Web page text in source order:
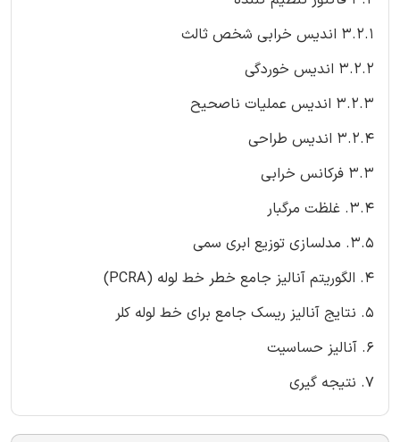
3.2.1 اندیس خرابی شخص ثالث
3.2.2 اندیس خوردگی
3.2.3 اندیس عملیات ناصحیح
3.2.4 اندیس طراحی
3.3 فرکانس خرابی
3.4. غلظت مرگبار
3.5. مدلسازی توزیع ابری سمی
4. الگوریتم آنالیز جامع خطر خط لوله (PCRA)
5. نتایج آنالیز ریسک جامع برای خط لوله کلر
6. آنالیز حساسیت
7. نتیجه گیری